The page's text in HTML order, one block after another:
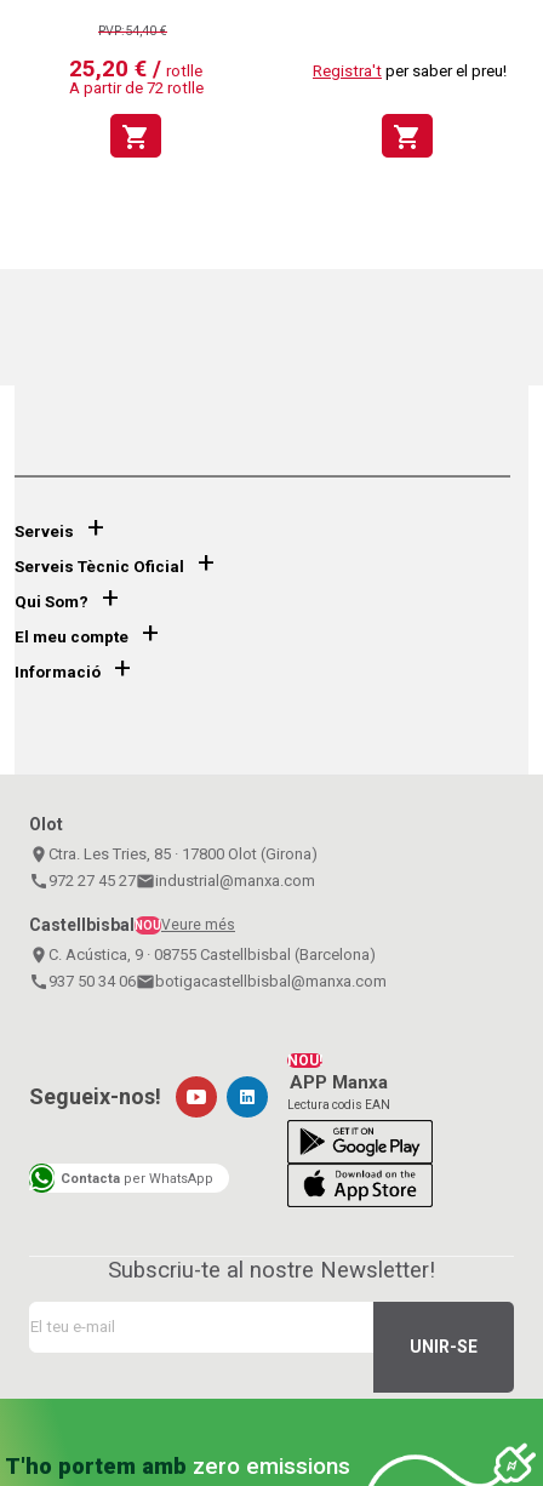
PVP:54,40 €
25,20 € / rotlle
A partir de 72 rotlle
shopping_cart
Registra't per saber el preu!
shopping_cart
Serveis +
Serveis Tècnic Oficial +
Qui Som? +
El meu compte +
Informació +
Olot
place Ctra. Les Tries, 85 · 17800 Olot (Girona)
call 972 27 45 27emailindustrial@manxa.com
CastellbisbalNOUVeure més
place C. Acústica, 9 · 08755 Castellbisbal (Barcelona)
call 937 50 34 06emailbotigacastellbisbal@manxa.com
NOU!
APP Manxa
Lectura codis EAN
Segueix-nos!
Contacta per WhatsApp
Subscriu-te al nostre Newsletter!
T'ho portem amb zero emissions